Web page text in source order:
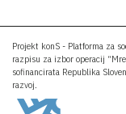
Projekt konS - Platforma za
razpisu za izbor operacij
sofinancirata Republika
razvoj.